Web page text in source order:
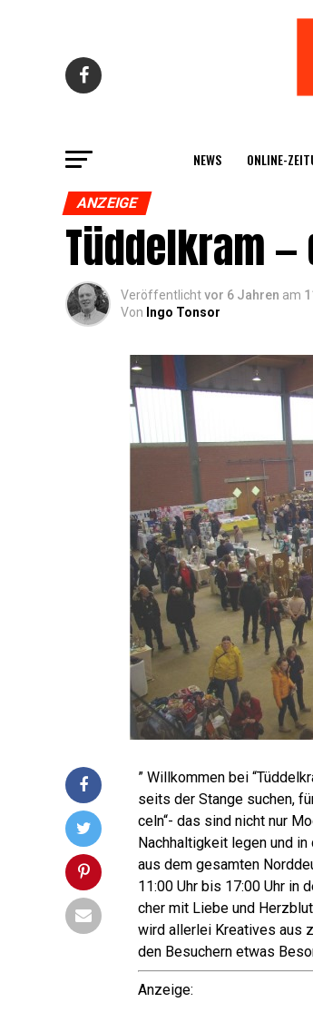
NEWS ONLINE-
ANZEIGE
Tüd­del­kram
Veröffentlichtvor 6 Jahren am
Von Ingo Tonsor
” Will­kom­men bei
seits der Stan­ge suchen,
celn“- das sind nicht nur
Nach­hal­tig­keit legen und
aus dem gesam­ten
11:00 Uhr bis 17:00 Uhr in
cher mit Lie­be und
wird aller­lei Krea­ti­ves aus
den Besu­chern etwas
Anzei­ge: